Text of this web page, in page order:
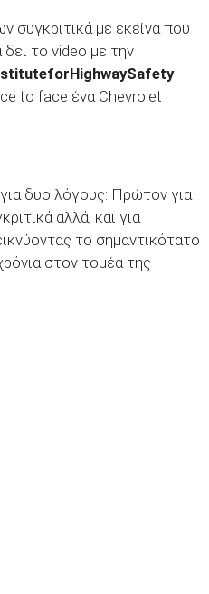
συγκριτικά με εκείνα που
το video με την
forHighwaySafety
to face ένα Chevrolet
δυο λόγους: Πρώτον για
αλλά, και για
το σημαντικότατο
στον τομέα της